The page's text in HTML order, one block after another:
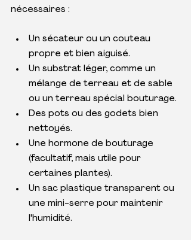
nécessaires :
Un sécateur ou un couteau
propre et bien aiguisé.
Un substrat léger, comme un
mélange de terreau et de sable
ou un terreau spécial bouturage.
Des pots ou des godets bien
nettoyés.
Une hormone de bouturage
(facultatif, mais utile pour
certaines plantes).
Un sac plastique transparent ou
une mini-serre pour maintenir
l'humidité.